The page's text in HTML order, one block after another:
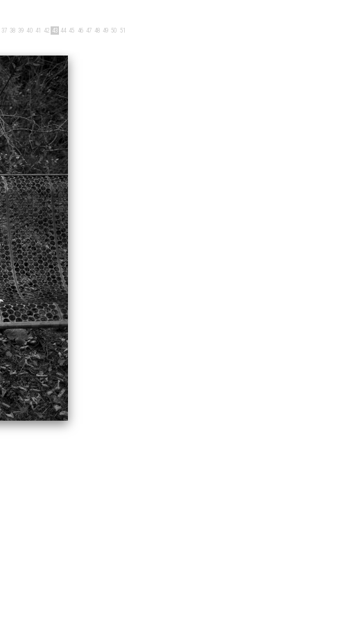
37 38 39 40 41 42 43 44 45 46 47 48 49 50 51